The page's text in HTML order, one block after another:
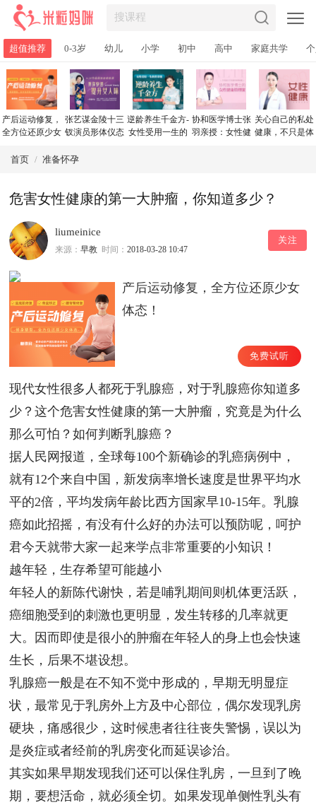
超值推荐 0-3岁 幼儿 小学 初中 高中 家庭共学
产后运动修复，
全方位还原少女
张艺谋金陵十三
钗演员形体仪态
体态修炼课，让
逆龄养生千金方-
女性受用一生的
协和医学博士张
羽亲授：女性健
关心自己的私处
健康，不只是体
首页 / 准备怀孕
危害女性健康的第一大肿瘤，你知道多少？
liumeinice
关注
来源： 早教 时间： 2018-03-28 10:47
产后运动修复，全方位还原少女
体态！
免费试听
现代女性很多人都死于乳腺癌，对于乳腺癌你知道多
少？这个危害女性健康的第一大肿瘤，究竟是为什么
那么可怕？如何判断乳腺癌？
据人民网报道，全球每100个新确诊的乳癌病例中，
就有12个来自中国，新发病率增长速度是世界平均水
平的2倍，平均发病年龄比西方国家早10-15年。乳腺
癌如此招摇，有没有什么好的办法可以预防呢，呵护
君今天就带大家一起来学点非常重要的小知识！
越年轻，生存希望可能越小
年轻人的新陈代谢快，若是哺乳期间则机体更活跃，
癌细胞受到的刺激也更明显，发生转移的几率就更
大。因而即使是很小的肿瘤在年轻人的身上也会快速
生长，后果不堪设想。
乳腺癌一般是在不知不觉中形成的，早期无明显症
状，最常见于乳房外上方及中心部位，偶尔发现乳房
硬块，痛感很少，这时候患者往往丧失警惕，误以为
是炎症或者经前的乳房变化而延误诊治。
其实如果早期发现我们还可以保住乳房，一旦到了晚
期，要想活命，就必须全切。如果发现单侧性乳头有